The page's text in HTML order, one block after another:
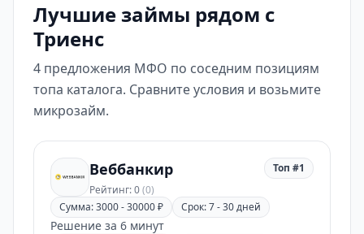
Лучшие займы рядом с
Триенс
4 предложения МФО по соседним позициям
топа каталога. Сравните условия и возьмите
микрозайм.
Веббанкир
Рейтинг: 0(0)
Топ #1
Сумма: 3000 - 30000 ₽ Срок: 7 - 30 дней
Решение за 6 минут